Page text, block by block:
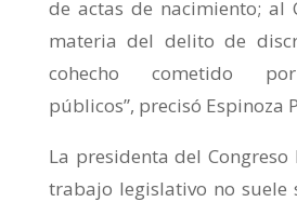
de actas de nacimiento; al
materia del delito de
cohecho cometido
públicos”, precisó Espinoza
La presidenta del Congreso
trabajo legislativo no suele